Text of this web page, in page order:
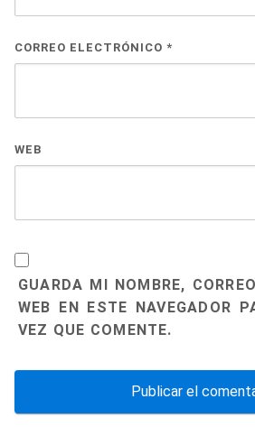
CORREO ELECTRÓNICO *
WEB
GUARDA MI NOMBRE,
WEB EN ESTE NAVEGADOR
VEZ QUE COMENTE.